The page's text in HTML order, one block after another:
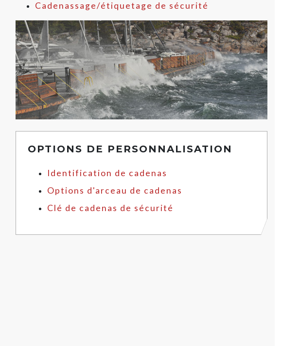
Cadenassage/étiquetage de sécurité
OPTIONS DE PERSONNALISATION
Identification de cadenas
Options d'arceau de cadenas
Clé de cadenas de sécurité